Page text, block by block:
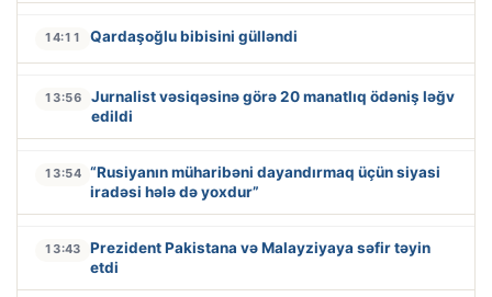
14:11 Qardaşoğlu bibisini gülləndi
13:56
Jurnalist vəsiqəsinə görə 20 manatlıq ödəniş ləğv
edildi
13:54 “Rusiyanın müharibəni dayandırmaq üçün siyasi
iradəsi hələ də yoxdur”
13:43
Prezident Pakistana və Malayziyaya səfir təyin
etdi